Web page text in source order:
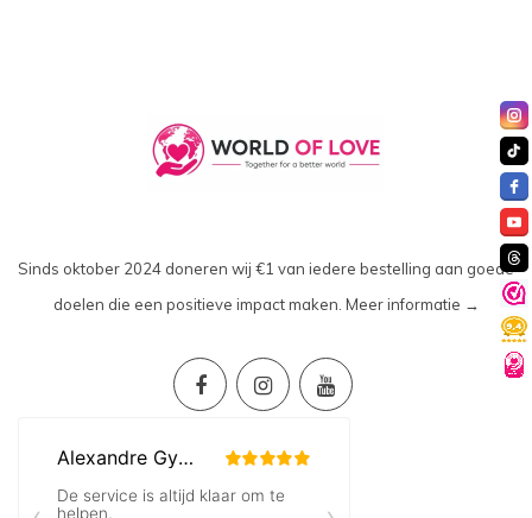
Sinds oktober 2024 doneren wij €1 van iedere bestelling aan goede
doelen die een positieve impact maken. Meer informatie →